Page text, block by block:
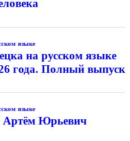
языке
на русском языке
года. Полный выпуск
языке
Юрьевич